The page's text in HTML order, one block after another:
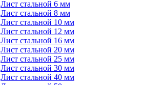
Лист стальной 6 мм
Лист стальной 8 мм
Лист стальной 10 мм
Лист стальной 12 мм
Лист стальной 16 мм
Лист стальной 20 мм
Лист стальной 25 мм
Лист стальной 30 мм
Лист стальной 40 мм